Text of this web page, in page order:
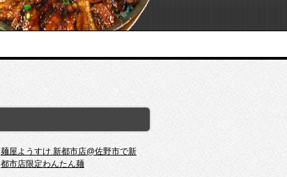
麺屋ようすけ 新都市店@佐野市で新
都市店限定わんたん麺